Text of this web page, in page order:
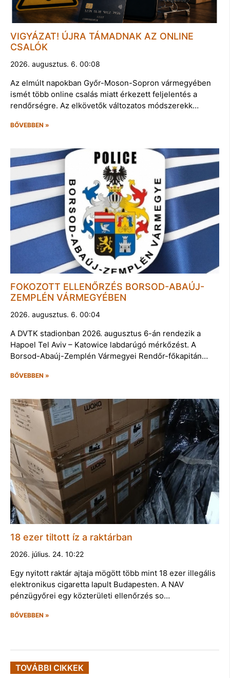
VIGYÁZAT! ÚJRA TÁMADNAK AZ ONLINE
CSALÓK
2026. augusztus. 6. 00:08
Az elmúlt napokban Győr-Moson-Sopron vármegyében
ismét több online csalás miatt érkezett feljelentés a
rendőrségre. Az elkövetők változatos módszerekk…
BŐVEBBEN »
FOKOZOTT ELLENŐRZÉS BORSOD-ABAÚJ-
ZEMPLÉN VÁRMEGYÉBEN
2026. augusztus. 6. 00:04
A DVTK stadionban 2026. augusztus 6-án rendezik a
Hapoel Tel Aviv – Katowice labdarúgó mérkőzést. A
Borsod-Abaúj-Zemplén Vármegyei Rendőr-főkapitán…
BŐVEBBEN »
18 ezer tiltott íz a raktárban
2026. július. 24. 10:22
Egy nyitott raktár ajtaja mögött több mint 18 ezer illegális
elektronikus cigaretta lapult Budapesten. A NAV
pénzügyőrei egy közterületi ellenőrzés so…
BŐVEBBEN »
TOVÁBBI CIKKEK